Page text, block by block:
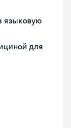
языковую
для